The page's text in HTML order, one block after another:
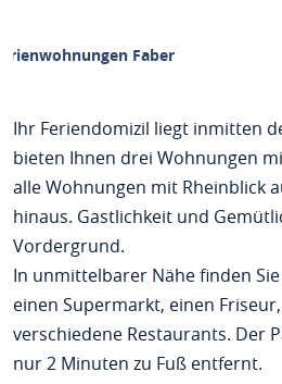
Faber
Ihr Feriendomizil liegt inmitten
bieten Ihnen drei Wohnungen
alle Wohnungen mit Rheinblick
hinaus. Gastlichkeit und
Vordergrund.
In unmittelbarer Nähe finden
einen Supermarkt, einen
verschiedene Restaurants. Der
nur 2 Minuten zu Fuß entfernt.